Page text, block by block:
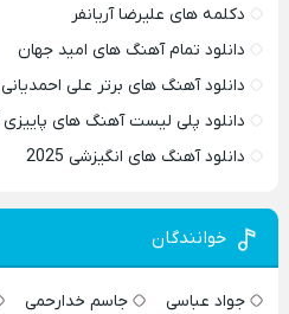
دکلمه های علیرضا آریانفر
دانلود تمام آهنگ های امید جهان
دانلود آهنگ های برتر علی احمدیانی 1404
دانلود پلی لیست آهنگ های پاییزی 1404
دانلود آهنگ های انگیزشی 2025
خوانندگان
جواد عباسی جاسم خدارحمی